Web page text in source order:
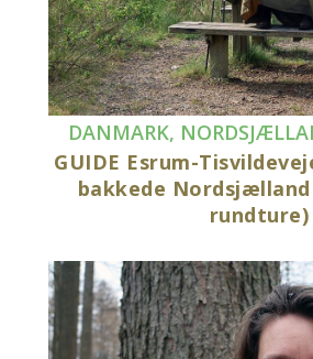
DANMARK,
GUIDE Esrum-
bakkede
rundture)